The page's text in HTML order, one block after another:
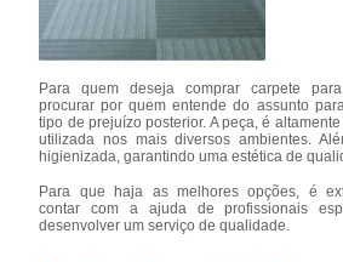
Para quem deseja comprar carpete
procurar por quem entende do assunto
tipo de prejuízo posterior. A peça, é
utilizada nos mais diversos ambientes.
higienizada, garantindo uma estética de
Para que haja as melhores opções, é
contar com a ajuda de profissionais
desenvolver um serviço de qualidade.